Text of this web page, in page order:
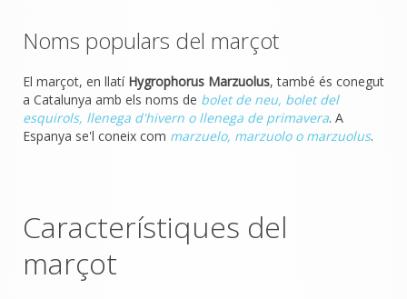
Noms populars del marçot
El marçot, en llatí Hygrophorus Marzuolus, també és conegut
a Catalunya amb els noms de bolet de neu, bolet del
esquirols, llenega d'hivern o llenega de primavera. A
Espanya se'l coneix com marzuelo, marzuolo o marzuolus.
Característiques del
marçot